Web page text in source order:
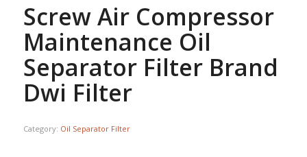
Screw Air Compressor
Maintenance Oil
Separator Filter Brand
Dwi Filter
Category: Oil Separator Filter